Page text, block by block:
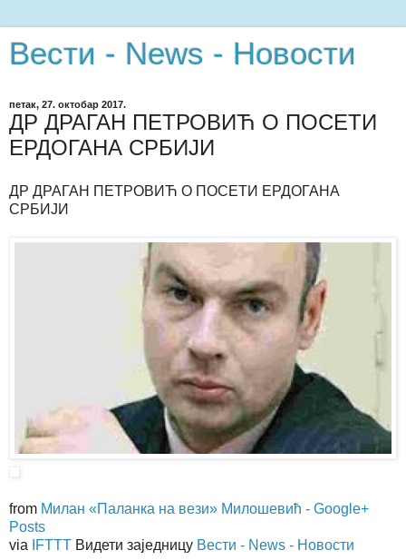
Вести - News - Новости
петак, 27. октобар 2017.
ДР ДРАГАН ПЕТРОВИЋ О ПОСЕТИ
ЕРДОГАНА СРБИЈИ
ДР ДРАГАН ПЕТРОВИЋ О ПОСЕТИ ЕРДОГАНА
СРБИЈИ
from Милан «Паланка на вези» Милошевић - Google+
Posts
via
IFTTT Видети заједницу Вести - News - Новости